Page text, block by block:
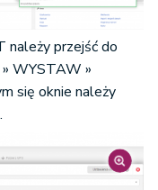
przejść do
» WYSTAW »
się oknie należy